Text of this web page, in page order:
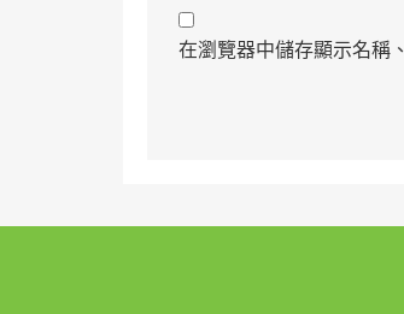
在瀏覽器中儲存顯示名稱